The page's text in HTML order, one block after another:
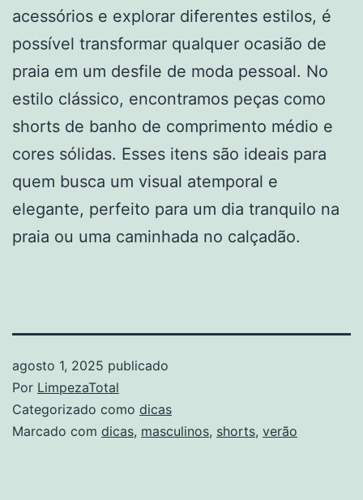
acessórios e explorar diferentes estilos, é
possível transformar qualquer ocasião de
praia em um desfile de moda pessoal. No
estilo clássico, encontramos peças como
shorts de banho de comprimento médio e
cores sólidas. Esses itens são ideais para
quem busca um visual atemporal e
elegante, perfeito para um dia tranquilo na
praia ou uma caminhada no calçadão.
agosto 1, 2025 publicado
Por LimpezaTotal
Categorizado como dicas
Marcado com dicas, masculinos, shorts, verão